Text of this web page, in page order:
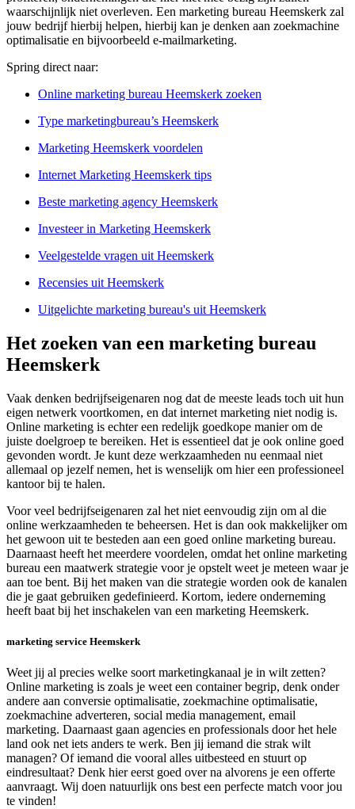
waarschijnlijk niet overleven. Een marketing bureau Heemskerk zal
jouw bedrijf hierbij helpen, hierbij kan je denken aan zoekmachine
optimalisatie en bijvoorbeeld e-mailmarketing.
Spring direct naar:
Online marketing bureau Heemskerk zoeken
Type marketingbureau’s Heemskerk
Marketing Heemskerk voordelen
Internet Marketing Heemskerk tips
Beste marketing agency Heemskerk
Investeer in Marketing Heemskerk
Veelgestelde vragen uit Heemskerk
Recensies uit Heemskerk
Uitgelichte marketing bureau's uit Heemskerk
Het zoeken van een marketing bureau
Heemskerk
Vaak denken bedrijfseigenaren nog dat de meeste leads toch uit hun
eigen netwerk voortkomen, en dat internet marketing niet nodig is.
Online marketing is echter een redelijk goedkope manier om de
juiste doelgroep te bereiken. Het is essentieel dat je ook online goed
gevonden wordt. Je kunt deze werkzaamheden nu eenmaal niet
allemaal op jezelf nemen, het is wenselijk om hier een professioneel
kantoor bij te halen.
Voor veel bedrijfseigenaren zal het niet eenvoudig zijn om al die
online werkzaamheden te beheersen. Het is dan ook makkelijker om
het gewoon uit te besteden aan een goed online marketing bureau.
Daarnaast heeft het meerdere voordelen, omdat het online marketing
bureau een maatwerk strategie voor je opstelt weet je meteen waar je
aan toe bent. Bij het maken van die strategie worden ook de kanalen
die je gaat gebruiken gedefinieerd. Kortom, iedere onderneming
heeft baat bij het inschakelen van een marketing Heemskerk.
marketing service Heemskerk
Weet jij al precies welke soort marketingkanaal je in wilt zetten?
Online marketing is zoals je weet een container begrip, denk onder
andere aan conversie optimalisatie, zoekmachine optimalisatie,
zoekmachine adverteren, social media management, email
marketing. Daarnaast gaan agencies en professionals door het hele
land ook net iets anders te werk. Ben jij iemand die strak wilt
managen? Of iemand die vooral alles uitbesteed en stuurt op
eindresultaat? Denk hier eerst goed over na alvorens je een offerte
aanvraagt. Wij doen natuurlijk ons best een perfecte match voor jou
te vinden!